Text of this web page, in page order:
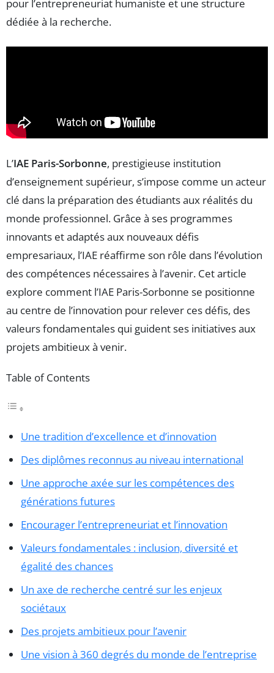
pour l’entrepreneuriat humaniste et une structure
dédiée à la recherche.
L’IAE Paris-Sorbonne, prestigieuse institution
d’enseignement supérieur, s’impose comme un acteur
clé dans la préparation des étudiants aux réalités du
monde professionnel. Grâce à ses programmes
innovants et adaptés aux nouveaux défis
empresariaux, l’IAE réaffirme son rôle dans l’évolution
des compétences nécessaires à l’avenir. Cet article
explore comment l’IAE Paris-Sorbonne se positionne
au centre de l’innovation pour relever ces défis, des
valeurs fondamentales qui guident ses initiatives aux
projets ambitieux à venir.
Table of Contents
Une tradition d’excellence et d’innovation
Des diplômes reconnus au niveau international
Une approche axée sur les compétences des
générations futures
Encourager l’entrepreneuriat et l’innovation
Valeurs fondamentales : inclusion, diversité et
égalité des chances
Un axe de recherche centré sur les enjeux
sociétaux
Des projets ambitieux pour l’avenir
Une vision à 360 degrés du monde de l’entreprise